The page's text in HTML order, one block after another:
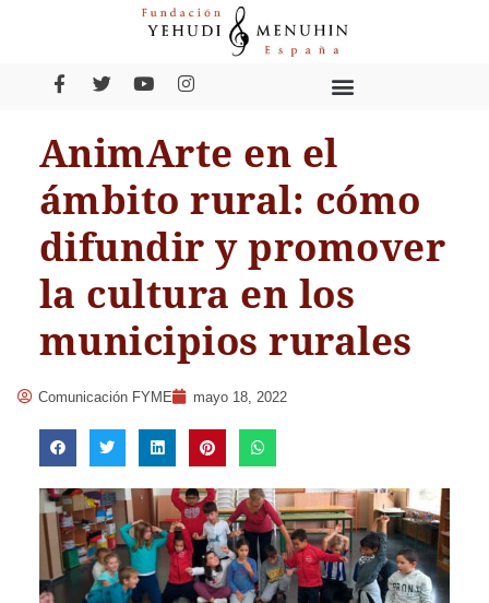
AnimArte en el
ámbito rural: cómo
difundir y promover
la cultura en los
municipios rurales
Comunicación FYME mayo 18, 2022